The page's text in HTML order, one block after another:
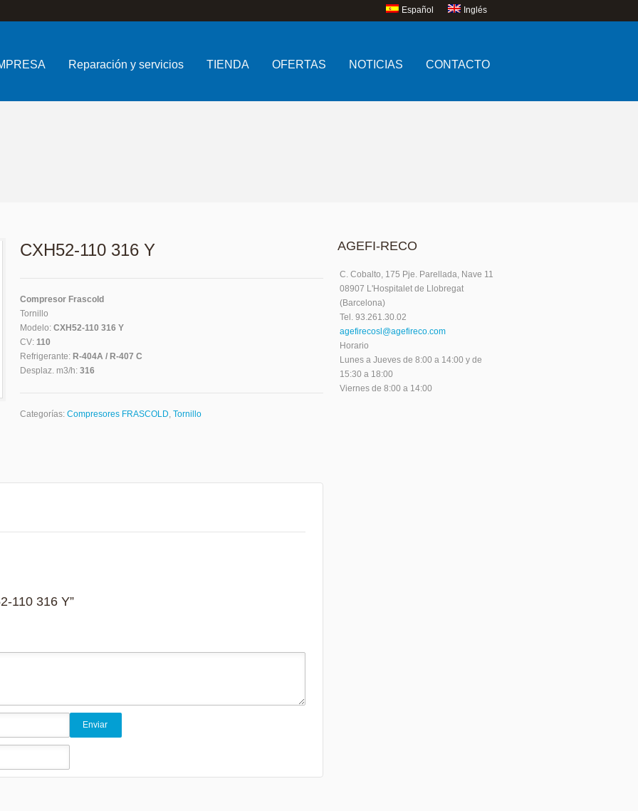
Español Inglés
Reparación y servicios TIENDA OFERTAS NOTICIAS CONTACTO
CXH52-110 316 Y
Compresor Frascold
Tornillo
Modelo: CXH52-110 316 Y
CV: 110
Refrigerante: R-404A / R-407 C
Desplaz. m3/h: 316
Categorías: Compresores FRASCOLD, Tornillo
110 316 Y”
AGEFI-RECO
C. Cobalto, 175 Pje. Parellada, Nave 11
08907 L'Hospitalet de Llobregat
(Barcelona)
Tel. 93.261.30.02
agefirecosl@agefireco.com
Horario
Lunes a Jueves de 8:00 a 14:00 y de
15:30 a 18:00
Viernes de 8:00 a 14:00